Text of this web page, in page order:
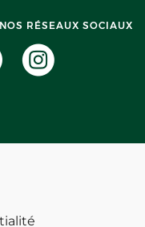
RÉSEAUX SOCIAUX